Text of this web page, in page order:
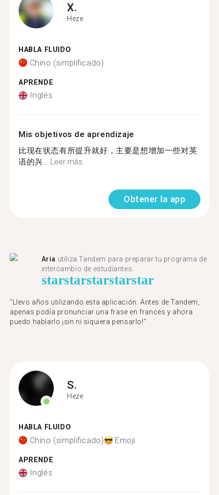
X.
Heze
HABLA FLUIDO
Chino (simplificado)
APRENDE
Inglés
Mis objetivos de aprendizaje
比现在状态有所提升就好，主要是想增加一些对英
语的兴...Leer más
Obtener la app
Aria utiliza Tandem para preparar tu programa de
intercambio de estudiantes.
starstarstarstarstar
"Llevo años utilizando esta aplicación. Antes de Tandem,
apenas podía pronunciar una frase en francés y ahora
puedo hablarlo ¡sin ni siquiera pensarlo!"
S.
Heze
HABLA FLUIDO
Chino (simplificado) Emoji
APRENDE
Inglés